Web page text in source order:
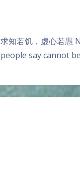
求知若饥，虚心若
people say cannot